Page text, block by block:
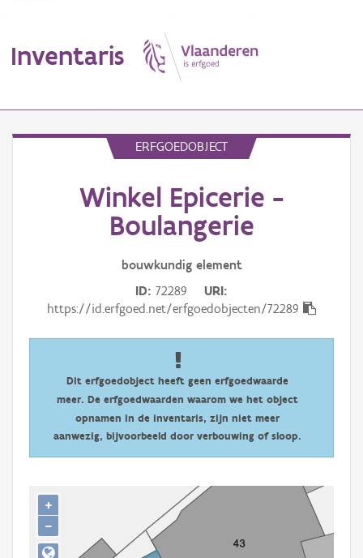
Inventaris
Gebeurtenis
Downloads
Hergebruik
ERFGOEDOBJECT
Winkel Epicerie -
Boulangerie
bouwkundig element
ID 72289
URI
https://id.erfgoed.net/erfgoedobjecten/72289
Dit erfgoedobject heeft geen erfgoedwaarde
meer. De erfgoedwaarden waarom we het object
opnamen in de inventaris, zijn niet meer
aanwezig, bijvoorbeeld door verbouwing of sloop.
+
−